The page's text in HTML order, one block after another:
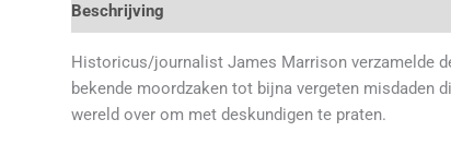
Beschrijving
Historicus/journalist James Marrison verzamelde
bekende moordzaken tot bijna vergeten misdaden
wereld over om met deskundigen te praten.